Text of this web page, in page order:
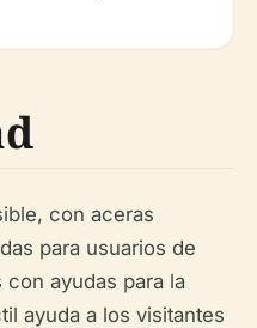
con aceras
para usuarios de
ayudas para la
ayuda a los visitantes